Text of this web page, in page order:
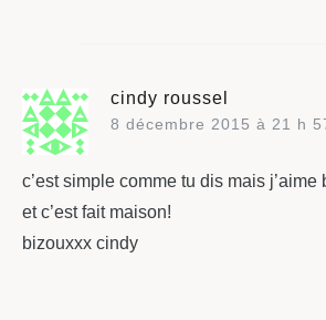
cindy roussel
8 décembre 2015 à 21 h
c’est simple comme tu dis mais
et c’est fait maison!
bizouxxx cindy